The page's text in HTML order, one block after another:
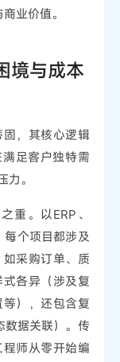
业价值。
境与成本
，其核心逻辑
足客户独特需
。
重。以ERP、
每个项目都涉及
采购订单、质
各异（涉及复
），还包含复
数据关联）。传
师从零开始编